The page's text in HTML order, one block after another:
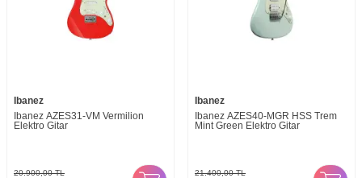
Ibanez
Ibanez AZES31-VM Vermilion
Elektro Gitar
20.900,00TL
Ibanez
Ibanez AZES40-MGR HSS Trem
Mint Green Elektro Gitar
21.400,00TL